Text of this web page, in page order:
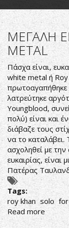
ΜΕΓΑΛΗ
METAL
Πάσχα είναι,
white metal ή
λατρεύτηκε
Youngblood,
πολύ) είναι και
διάβαζε τους
να το
ασχοληθεί με την
ευκαιρίας, είναι
Πατέρας
Tags:
roy khan solo
Read moreabout